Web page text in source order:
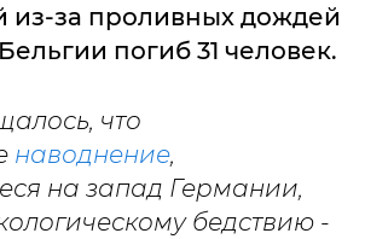
из-за проливных дождей
погиб 31 человек.
что
наводнение,
на запад Германии,
бедствию -